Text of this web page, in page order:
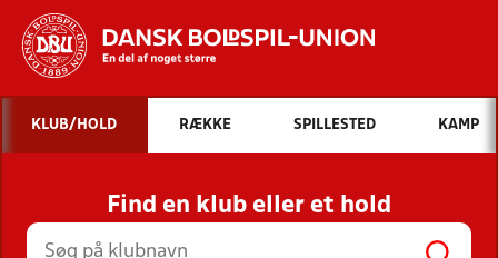
Hvad vil du søge efter?
INDHOLD OG NYHEDER
STILLINGER, RESULTATER, KLUBBER OG
HOLD
KLUB/HOLD RÆKKE SPILLESTED KAMP
Find en klub eller et hold